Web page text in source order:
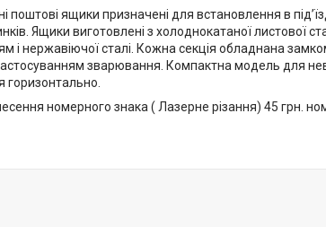
поштові ящики призначені для встановлення в
Ящики виготовлені з холоднокатаної листової
і нержавіючої сталі. Кожна секція обладнана
зварювання. Компактна модель для
горизонтально.
номерного знака ( Лазерне різання) 45 грн.